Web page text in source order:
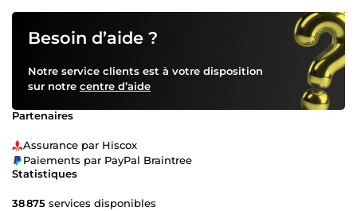
Besoin d’aide ?
Notre service clients est à votre disposition
sur notre centre d’aide
Partenaires
Assurance par Hiscox
Paiements par PayPal Braintree
Statistiques
38 875 services disponibles